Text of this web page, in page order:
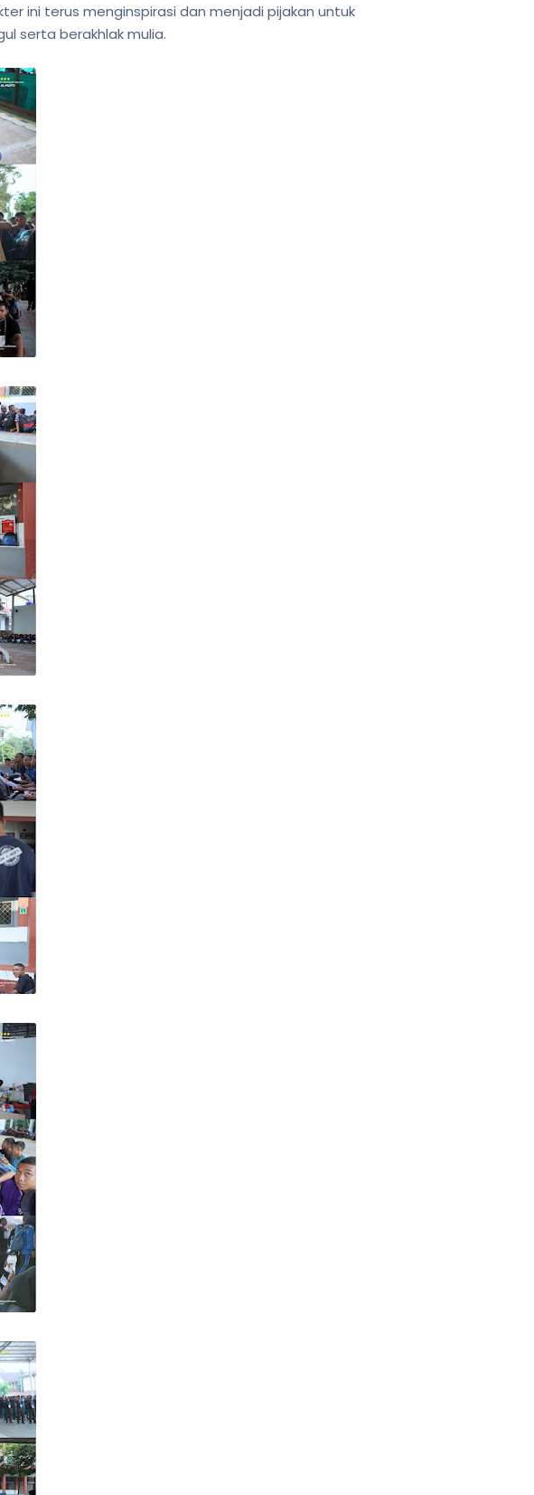
ini terus menginspirasi dan menjadi pijakan untuk
serta berakhlak mulia.